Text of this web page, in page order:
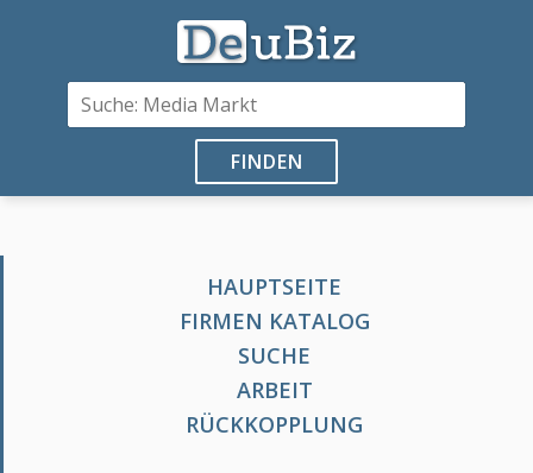
FINDEN
HAUPTSEITE
FIRMEN KATALOG
SUCHE
ARBEIT
RÜCKKOPPLUNG